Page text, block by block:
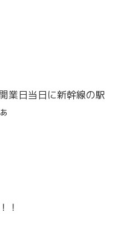
業日当日に新幹線の駅
！